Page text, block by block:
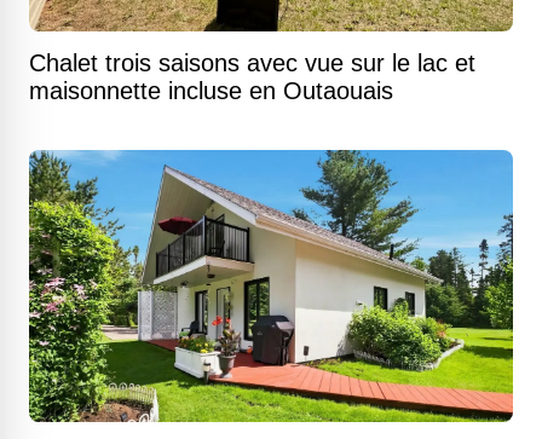
Chalet trois saisons avec vue sur le lac et
maisonnette incluse en Outaouais